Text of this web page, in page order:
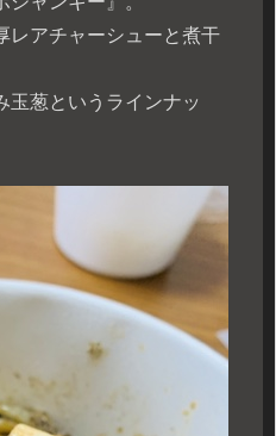
レアチャーシューと煮干
玉葱というラインナッ